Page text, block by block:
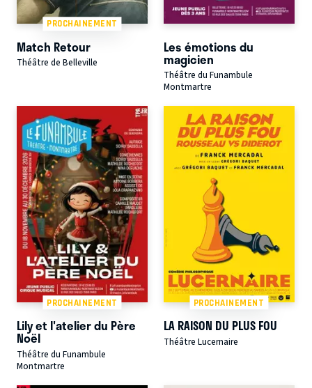
PROCHAINEMENT
Match Retour
Théâtre de Belleville
Les émotions du
magicien
Théâtre du Funambule
Montmartre
PROCHAINEMENT
Lily et l'atelier du Père
Noël
Théâtre du Funambule
Montmartre
PROCHAINEMENT
LA RAISON DU PLUS FOU
Théâtre Lucernaire